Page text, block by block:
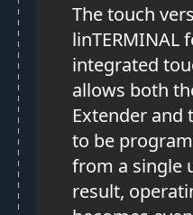
The touch
linTERMINAL
integrated
allows both
Extender and
to be
from a single
result,